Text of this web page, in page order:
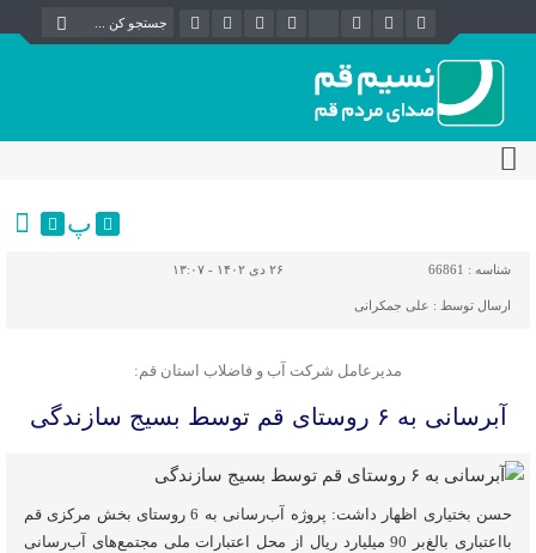
پ
شناسه : 66861 ۲۶ دی ۱۴۰۲ - ۱۳:۰۷
ارسال توسط : علی جمکرانی
مدیرعامل شرکت آب و فاضلاب استان قم:
آبرسانی به ۶ روستای قم توسط بسیج سازندگی
حسن بختیاری اظهار داشت: پروژه آب‌رسانی به 6 روستای بخش مرکزی قم
بااعتباری بالغ‌بر 90 میلیارد ریال از محل اعتبارات ملی مجتمع‌های آب‌رسانی